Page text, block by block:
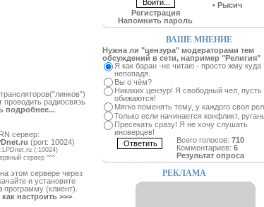
проводить радиосвязь
подробнее...
сервер:
(port: 10024)
(:10024)
сервер ^^^
этом сервере через
и установите
программу (клиент).
настроить >>>
Регистрация
Напомнить пароль
• Рысич
ВАШЕ МНЕНИЕ
Нужна ли "цензура" модераторами тем
обсуждений в сети, например "Религия"
Я как баран -не читаю - просто жму куда
непопадя.
Вы о чём?
Никаких цензур! Я свободный чел, пусть
обижаются!
Мягко поменять тему, у каждого своя
Только если начинается конфликт,
Пресекать сразу! Я не хочу слушать
иноверцев!
Всего голосов: 710
Комментариев: 6
Результат опроса
РЕКЛАМА